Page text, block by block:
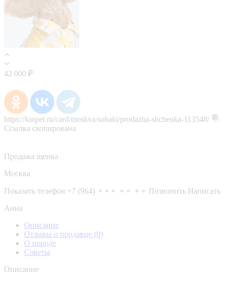
42 000 ₽
https://kinpet.ru/card/moskva/sobaki/prodazha-shchenka-113548/
Ссылка скопирована
Продажа щенка
Москва
Показать телефон +7 (964) ⚬⚬⚬ ⚬⚬ ⚬⚬ Позвонить Написать
Анна
Описание
Отзывы о продавце (0)
О породе
Советы
Описание